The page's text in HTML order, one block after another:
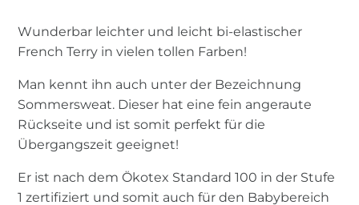
Wunderbar leichter und leicht bi-elastischer
French Terry in vielen tollen Farben!
Man kennt ihn auch unter der Bezeichnung
Sommersweat. Dieser hat eine fein angeraute
Rückseite und ist somit perfekt für die
Übergangszeit geeignet!
Er ist nach dem Ökotex Standard 100 in der Stufe
1 zertifiziert und somit auch für den Babybereich